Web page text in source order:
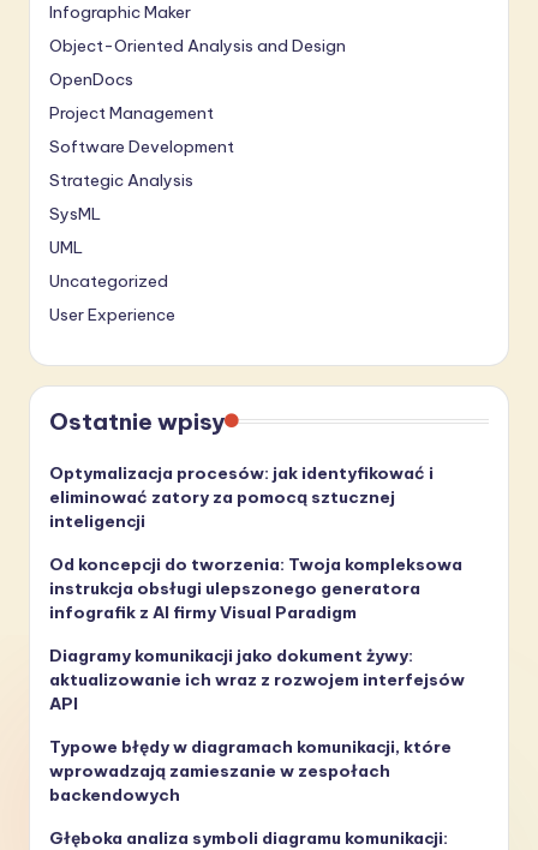
Infographic Maker
Object-Oriented Analysis and Design
OpenDocs
Project Management
Software Development
Strategic Analysis
SysML
UML
Uncategorized
User Experience
Ostatnie wpisy
Optymalizacja procesów: jak identyfikować i
eliminować zatory za pomocą sztucznej
inteligencji
Od koncepcji do tworzenia: Twoja kompleksowa
instrukcja obsługi ulepszonego generatora
infografik z AI firmy Visual Paradigm
Diagramy komunikacji jako dokument żywy:
aktualizowanie ich wraz z rozwojem interfejsów
API
Typowe błędy w diagramach komunikacji, które
wprowadzają zamieszanie w zespołach
backendowych
Głęboka analiza symboli diagramu komunikacji: